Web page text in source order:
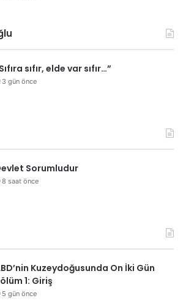
sıfır, elde var sıfır…”
3 gün önce
Sorumludur
8 saat önce
Kuzeydoğusunda On İki Gün
1: Giriş
5 gün önce